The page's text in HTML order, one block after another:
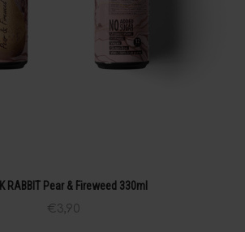
RABBIT Pear & Fireweed 330ml
€3,90